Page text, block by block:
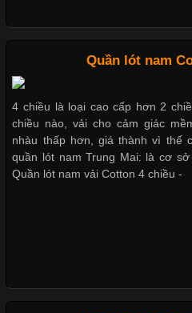
Những Mẫu Áo Thun Đồng
Chuộng
Cập nhật 2026-
Mẫu quần short quần
Xu hướng thời trang trẻ
Dễ chịu hơn với quần lót
Quần lót nam
4 chiều là loại cao cấp hơn 2
chiều nào, vải cho cảm giác
nhàu thấp hơn, giá thành vì thế
quần lót nam Trung Mai: là cơ
Quần lót nam vải Cotton 4 chiều -